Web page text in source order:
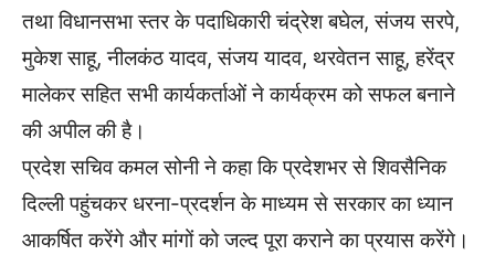
तथा विधानसभा स्तर के पदाधिकारी चंद्रेश बघेल, संजय सरपे,
मुकेश साहू, नीलकंठ यादव, संजय यादव, थरवेतन साहू, हरेंद्र
मालेकर सहित सभी कार्यकर्ताओं ने कार्यक्रम को सफल बनाने
की अपील की है।
प्रदेश सचिव कमल सोनी ने कहा कि प्रदेशभर से शिवसैनिक
दिल्ली पहुंचकर धरना-प्रदर्शन के माध्यम से सरकार का ध्यान
आकर्षित करेंगे और मांगों को जल्द पूरा कराने का प्रयास करेंगे।